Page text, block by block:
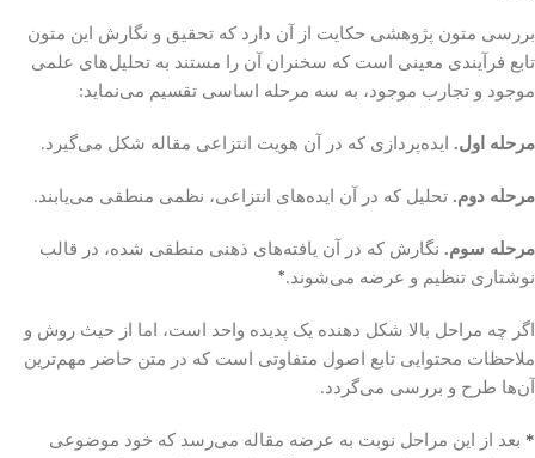
بررسی متون پژوهشی حکایت از آن دارد که تحقیق و نگارش این متون
تابع فرآیندی معینی است که سخنران آن را مستند به تحلیل‌های علمی
موجود و تجارب موجود، به سه مرحله اساسی تقسیم می‌نماید:
مرحله اول. ایده‌پردازی که در آن هویت انتزاعی مقاله شکل می‌گیرد.
مرحله دوم. تحلیل که در آن ایده‌های انتزاعی، نظمی منطقی می‌یابند.
مرحله سوم. نگارش که در آن یافته‌های ذهنی منطقی شده، در قالب
نوشتاری تنظیم و عرضه می‌شوند.*
اگر چه مراحل بالا شکل دهنده یک پدیده واحد است، اما از حیث روش و
ملاحظات محتوایی تابع اصول متفاوتی است که در متن حاضر مهم‌ترین
آن‌ها طرح و بررسی می‌گردد.
* بعد از این مراحل نوبت به عرضه مقاله می‌رسد که خود موضوعی